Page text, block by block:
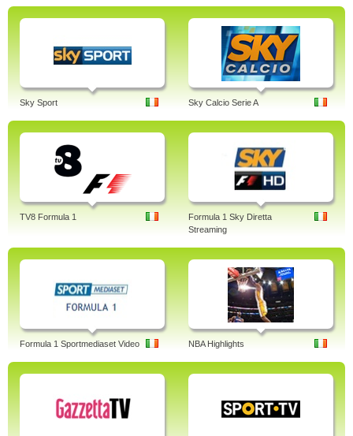
Sky Sport Sky Calcio Serie A
TV8 Formula 1
Formula 1 Sky Diretta
Streaming
Formula 1 Sportmediaset Video NBA Highlights